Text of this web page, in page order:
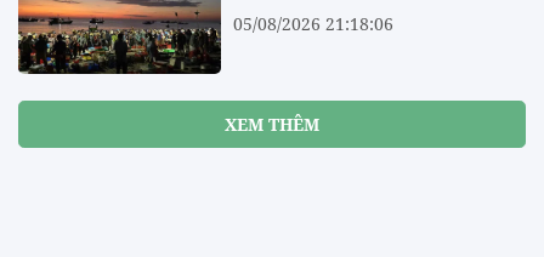
05/08/2026 21:18:06
XEM THÊM